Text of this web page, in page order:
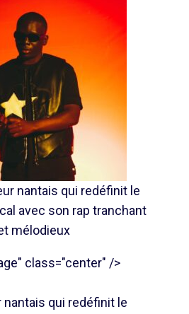
nantais qui redéfinit le
avec son rap tranchant
mélodieux
class="center" />
nantais qui redéfinit le